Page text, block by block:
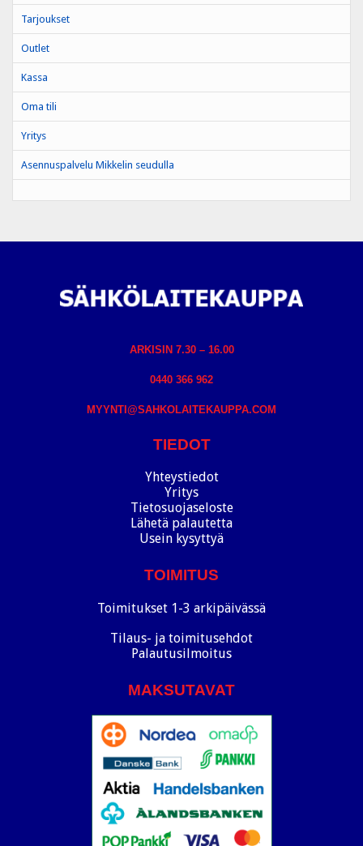
Tarjoukset
Outlet
Kassa
Oma tili
Yritys
Asennuspalvelu Mikkelin seudulla
ARKISIN 7.30 – 16.00
0440 366 962
MYYNTI@SAHKOLAITEKAUPPA.COM
TIEDOT
Yhteystiedot
Yritys
Tietosuojaseloste
Lähetä palautetta
Usein kysyttyä
TOIMITUS
Toimitukset 1-3 arkipäivässä
Tilaus- ja toimitusehdot
Palautusilmoitus
MAKSUTAVAT